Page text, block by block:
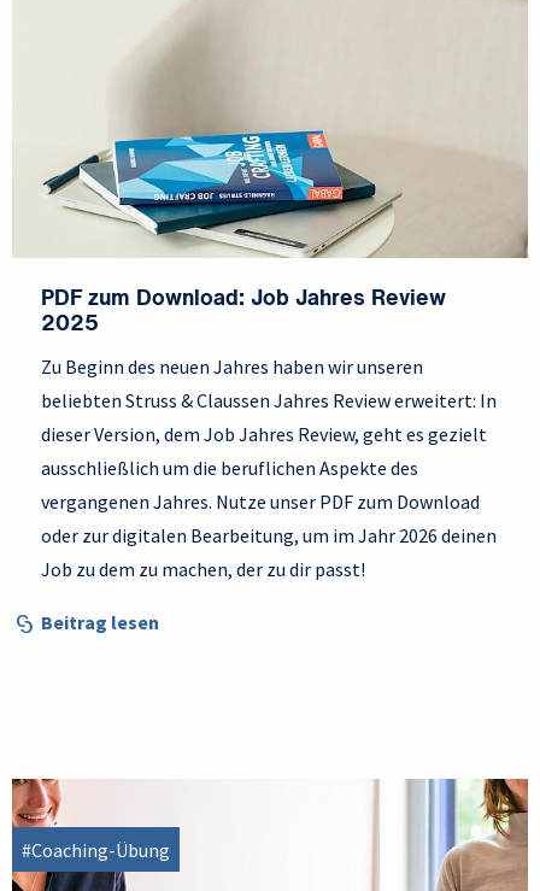
PDF zum Download: Job Jahres Review
2025
Zu Beginn des neuen Jahres haben wir unseren
beliebten Struss & Claussen Jahres Review erweitert: In
dieser Version, dem Job Jahres Review, geht es gezielt
ausschließlich um die beruflichen Aspekte des
vergangenen Jahres. Nutze unser PDF zum Download
oder zur digitalen Bearbeitung, um im Jahr 2026 deinen
Job zu dem zu machen, der zu dir passt!
Beitrag lesen
#Coaching-Übung